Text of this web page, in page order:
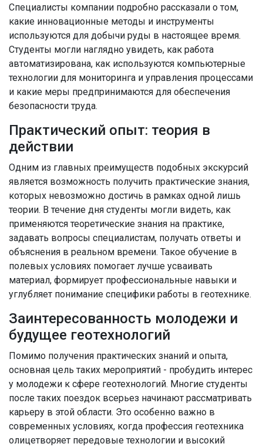
Специалисты компании подробно рассказали о том,
какие инновационные методы и инструменты
используются для добычи руды в настоящее время.
Студенты могли наглядно увидеть, как работа
автоматизирована, как используются компьютерные
технологии для мониторинга и управления процессами
и какие меры предпринимаются для обеспечения
безопасности труда.
Практический опыт: теория в
действии
Одним из главных преимуществ подобных экскурсий
является возможность получить практические знания,
которых невозможно достичь в рамках одной лишь
теории. В течение дня студенты могли видеть, как
применяются теоретические знания на практике,
задавать вопросы специалистам, получать ответы и
объяснения в реальном времени. Такое обучение в
полевых условиях помогает лучше усваивать
материал, формирует профессиональные навыки и
углубляет понимание специфики работы в геотехнике.
Заинтересованность молодежи и
будущее геотехнологий
Помимо получения практических знаний и опыта,
основная цель таких мероприятий - пробудить интерес
у молодежи к сфере геотехнологий. Многие студенты
после таких поездок всерьез начинают рассматривать
карьеру в этой области. Это особенно важно в
современных условиях, когда профессия геотехника
олицетворяет передовые технологии и высокий